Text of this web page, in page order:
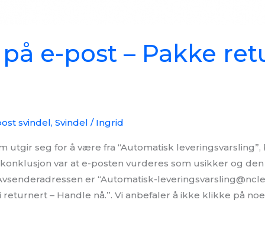
e-post – Pakke
svindel,Svindel / Ingrid
utgir seg for å være fra “Automatisk
var at e-posten vurderes som usikker og
er “Automatisk-
returnert – Handle nå.”. Vi anbefaler å ikke klikke på